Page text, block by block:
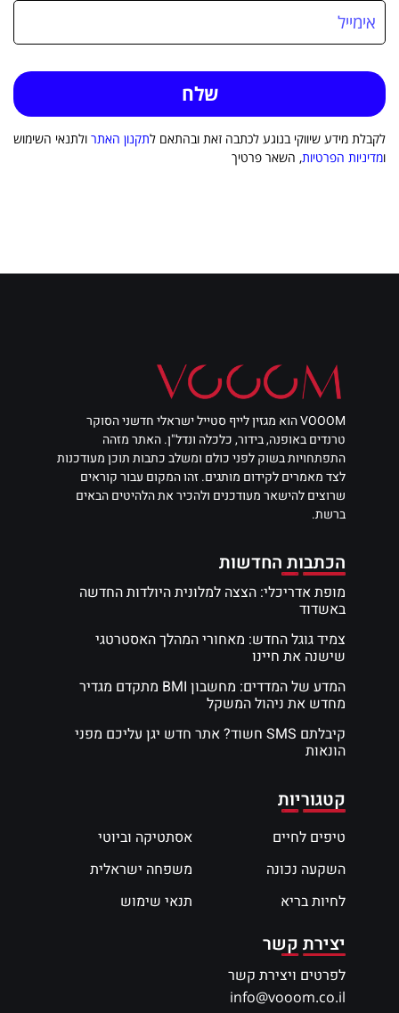
לקבלת מידע שיווקי בנוגע לכתבה זאת ובהתאם לתקנון האתר ולתנאי השימוש
ומדיניות הפרטיות, השאר פרטיך
VOOOM הוא מגזין לייף סטייל ישראלי חדשני הסוקר
טרנדים באופנה, בידור, כלכלה ונדל"ן. האתר מזהה
התפתחויות בשוק לפני כולם ומשלב כתבות תוכן מעודכנות
לצד מאמרים לקידום מותגים. זהו המקום עבור קוראים
שרוצים להישאר מעודכנים ולהכיר את הלהיטים הבאים
ברשת.
הכתבות החדשות
מופת אדריכלי: הצצה למלונית היולדות החדשה
באשדוד
צמיד גוגל החדש: מאחורי המהלך האסטרטגי
שישנה את חיינו
המדע של המדדים: מחשבון BMI מתקדם מגדיר
מחדש את ניהול המשקל
קיבלתם SMS חשוד? אתר חדש יגן עליכם מפני
הונאות
קטגוריות
טיפים לחיים
השקעה נכונה
לחיות בריא
אסתטיקה וביוטי
משפחה ישראלית
תנאי שימוש
יצירת קשר
לפרטים ויצירת קשר
info@vooom.co.il